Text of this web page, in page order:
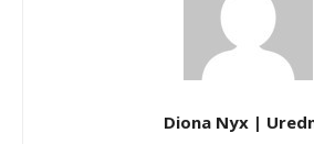
Diona Nyx |